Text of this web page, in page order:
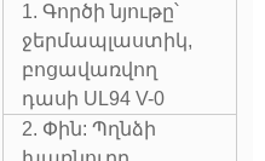
1. Գործի նյութը՝
ջերմապլաստիկ,
բոցավառվող
դասի UL94 V-0
2. Փին: Պղնձի